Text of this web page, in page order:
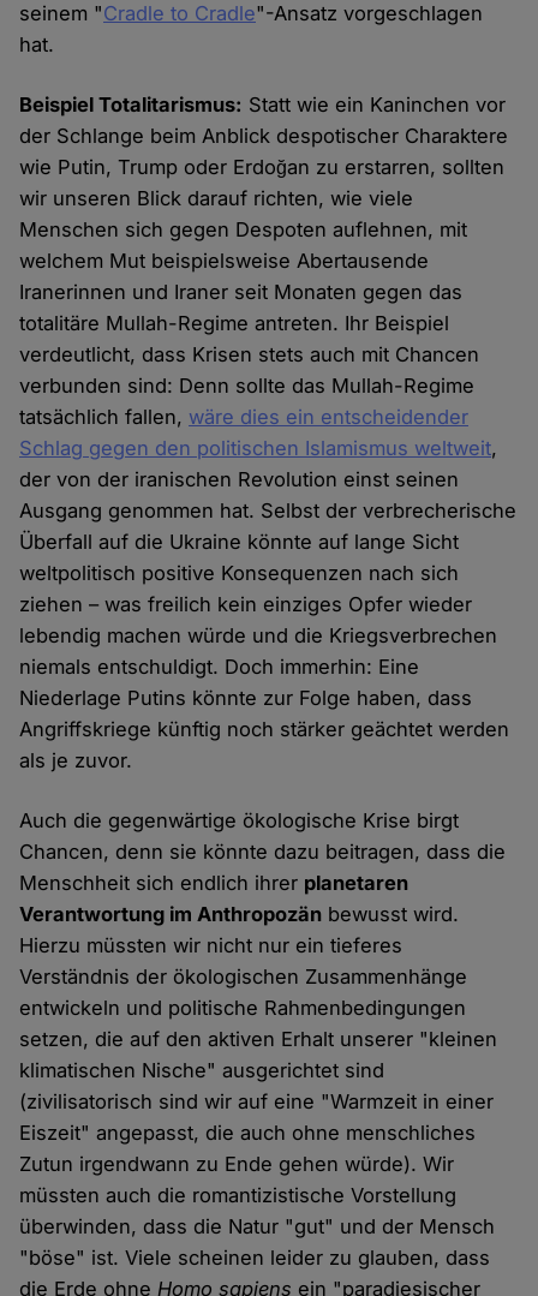
seinem "Cradle to Cradle"-Ansatz vorgeschlagen
hat.
Beispiel Totalitarismus: Statt wie ein Kaninchen vor
der Schlange beim Anblick despotischer Charaktere
wie Putin, Trump oder Erdoğan zu erstarren, sollten
wir unseren Blick darauf richten, wie viele
Menschen sich gegen Despoten auflehnen, mit
welchem Mut beispielsweise Abertausende
Iranerinnen und Iraner seit Monaten gegen das
totalitäre Mullah-Regime antreten. Ihr Beispiel
verdeutlicht, dass Krisen stets auch mit Chancen
verbunden sind: Denn sollte das Mullah-Regime
tatsächlich fallen, wäre dies ein entscheidender
Schlag gegen den politischen Islamismus weltweit,
der von der iranischen Revolution einst seinen
Ausgang genommen hat. Selbst der verbrecherische
Überfall auf die Ukraine könnte auf lange Sicht
weltpolitisch positive Konsequenzen nach sich
ziehen – was freilich kein einziges Opfer wieder
lebendig machen würde und die Kriegsverbrechen
niemals entschuldigt. Doch immerhin: Eine
Niederlage Putins könnte zur Folge haben, dass
Angriffskriege künftig noch stärker geächtet werden
als je zuvor.
Auch die gegenwärtige ökologische Krise birgt
Chancen, denn sie könnte dazu beitragen, dass die
Menschheit sich endlich ihrer planetaren
Verantwortung im Anthropozän bewusst wird.
Hierzu müssten wir nicht nur ein tieferes
Verständnis der ökologischen Zusammenhänge
entwickeln und politische Rahmenbedingungen
setzen, die auf den aktiven Erhalt unserer "kleinen
klimatischen Nische" ausgerichtet sind
(zivilisatorisch sind wir auf eine "Warmzeit in einer
Eiszeit" angepasst, die auch ohne menschliches
Zutun irgendwann zu Ende gehen würde). Wir
müssten auch die romantizistische Vorstellung
überwinden, dass die Natur "gut" und der Mensch
"böse" ist. Viele scheinen leider zu glauben, dass
die Erde ohneHomo sapiens ein "paradiesischer